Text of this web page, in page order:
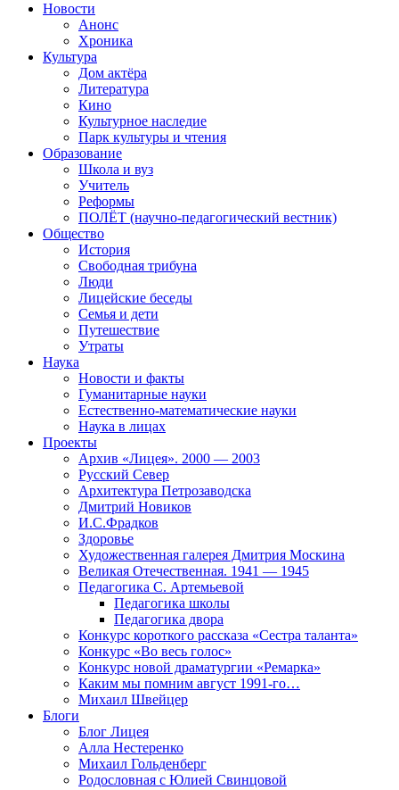
Новости
Анонс
Хроника
Культура
Дом актёра
Литература
Кино
Культурное наследие
Парк культуры и чтения
Образование
Школа и вуз
Учитель
Реформы
ПОЛЁТ (научно-педагогический вестник)
Общество
История
Свободная трибуна
Люди
Лицейские беседы
Семья и дети
Путешествие
Утраты
Наука
Новости и факты
Гуманитарные науки
Естественно-математические науки
Наука в лицах
Проекты
Архив «Лицея». 2000 — 2003
Русский Север
Архитектура Петрозаводска
Дмитрий Новиков
И.С.Фрадков
Здоровье
Художественная галерея Дмитрия Москина
Великая Отечественная. 1941 — 1945
Педагогика С. Артемьевой
Педагогика школы
Педагогика двора
Конкурс короткого рассказа «Сестра таланта»
Конкурс «Во весь голос»
Конкурс новой драматургии «Ремарка»
Каким мы помним август 1991-го…
Михаил Швейцер
Блоги
Блог Лицея
Алла Нестеренко
Михаил Гольденберг
Родословная с Юлией Свинцовой